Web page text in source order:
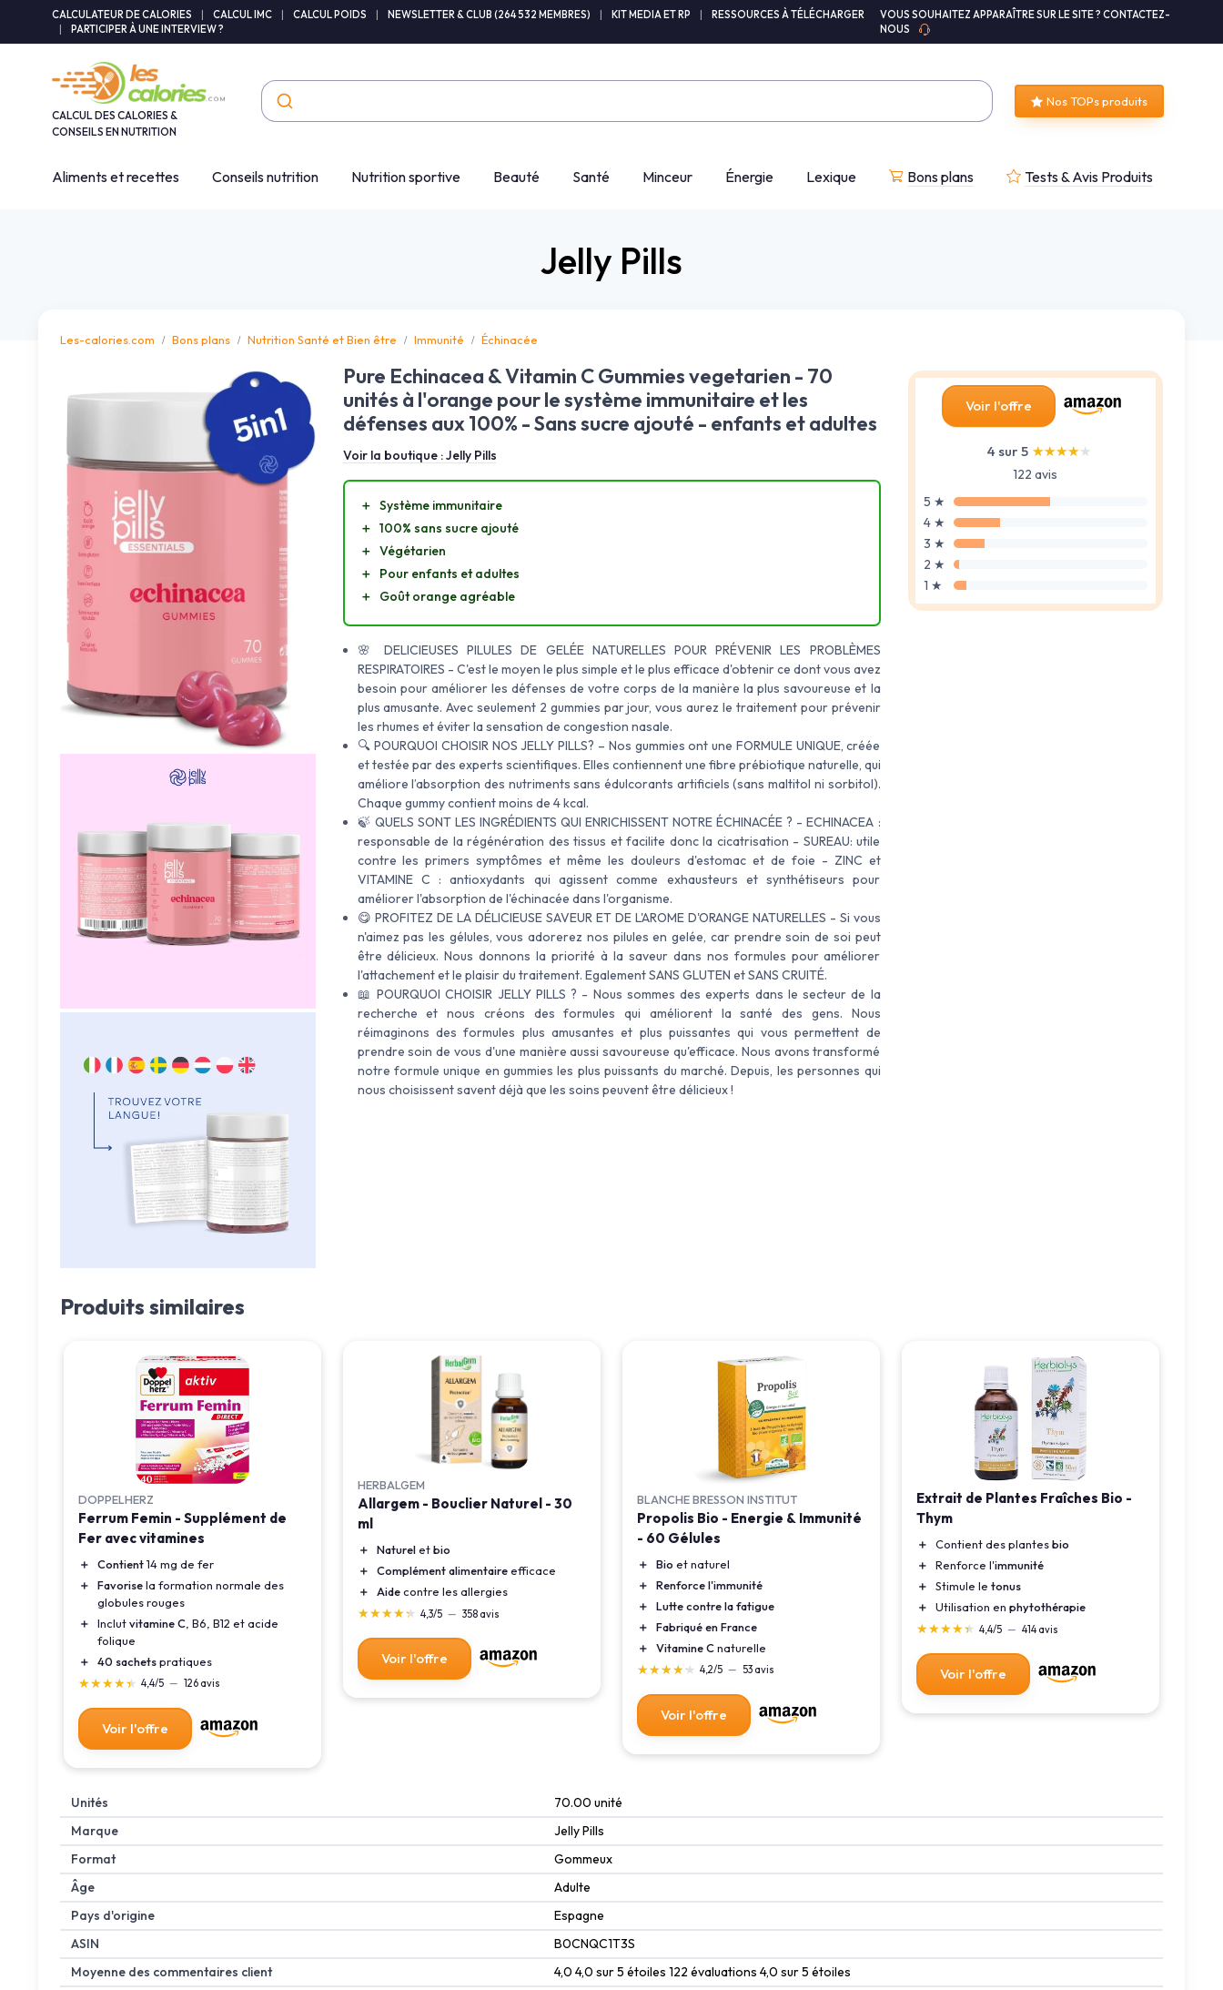
CALCULATEUR DE CALORIES CALCUL IMC CALCUL POIDS NEWSLETTER & CLUB (264 532 MEMBRES) KIT MEDIA ET RP
RESSOURCES À TÉLÉCHARGER
PARTICIPER À UNE INTERVIEW ?
VOUS SOUHAITEZ APPARAÎTRE SUR LE SITE ? CONTACTEZ-
NOUS
CALCUL DES CALORIES &
CONSEILS EN NUTRITION
Nos TOPs produits
Aliments et recettes Conseils nutrition Nutrition sportive Beauté Santé Minceur Énergie Lexique Bons plans Tests & Avis Produits
Jelly Pills
Les-calories.com Bons plans Nutrition Santé et Bien être Immunité Échinacée
Voir l'offre
4 sur 5 ★★★★★
★★★★★
122 avis
5 ★
4 ★
3 ★
2 ★
1 ★
Pure Echinacea & Vitamin C Gummies vegetarien - 70
unités à l'orange pour le système immunitaire et les
défenses aux 100% - Sans sucre ajouté - enfants et adultes
Voir la boutique :Jelly Pills
＋ Système immunitaire
＋ 100% sans sucre ajouté
＋ Végétarien
＋
Pour enfants et adultes
＋
Goût orange agréable
🌸 DELICIEUSES PILULES DE GELÉE NATURELLES POUR PRÉVENIR LES PROBLÈMES
RESPIRATOIRES - C'est le moyen le plus simple et le plus efficace d'obtenir ce dont vous avez
besoin pour améliorer les défenses de votre corps de la manière la plus savoureuse et la
plus amusante. Avec seulement 2 gummies par jour, vous aurez le traitement pour prévenir
les rhumes et éviter la sensation de congestion nasale.
🔍 POURQUOI CHOISIR NOS JELLY PILLS? – Nos gummies ont une FORMULE UNIQUE, créée
et testée par des experts scientifiques. Elles contiennent une fibre prébiotique naturelle, qui
améliore l’absorption des nutriments sans édulcorants artificiels (sans maltitol ni sorbitol).
Chaque gummy contient moins de 4 kcal.
🍃 QUELS SONT LES INGRÉDIENTS QUI ENRICHISSENT NOTRE ÉCHINACÉE ? - ECHINACEA :
responsable de la régénération des tissus et facilite donc la cicatrisation - SUREAU: utile
contre les primers symptômes et même les douleurs d'estomac et de foie - ZINC et
VITAMINE C : antioxydants qui agissent comme exhausteurs et synthétiseurs pour
améliorer l'absorption de l'échinacée dans l'organisme.
😋 PROFITEZ DE LA DÉLICIEUSE SAVEUR ET DE L'AROME D'ORANGE NATURELLES - Si vous
n'aimez pas les gélules, vous adorerez nos pilules en gelée, car prendre soin de soi peut
être délicieux. Nous donnons la priorité à la saveur dans nos formules pour améliorer
l'attachement et le plaisir du traitement. Egalement SANS GLUTEN et SANS CRUITÉ.
📖 POURQUOI CHOISIR JELLY PILLS ? - Nous sommes des experts dans le secteur de la
recherche et nous créons des formules qui améliorent la santé des gens. Nous
réimaginons des formules plus amusantes et plus puissantes qui vous permettent de
prendre soin de vous d'une manière aussi savoureuse qu'efficace. Nous avons transformé
notre formule unique en gummies les plus puissants du marché. Depuis, les personnes qui
nous choisissent savent déjà que les soins peuvent être délicieux !
Produits similaires
DOPPELHERZ
Ferrum Femin - Supplément de
Fer avec vitamines
＋ Contient14 mg de fer
＋
Favorisela formation normale des
globules rouges
＋
Inclutvitamine C , B6, B12 et acide
folique
＋
40 sachetspratiques
★★★★★
★★★★★ 4,4/5 — 126 avis
Voir l'offre
HERBALGEM
Allargem - Bouclier Naturel - 30
ml
＋ Natureletbio
＋
Complément alimentaireefficace
＋
Aidecontre les allergies
★★★★★
★★★★★ 4,3/5 — 358 avis
Voir l'offre
BLANCHE BRESSON INSTITUT
Propolis Bio - Energie & Immunité
- 60 Gélules
＋ Bio et naturel
＋
Renforce l'immunité
＋
Lutte contre la fatigue
＋
Fabriqué en France
＋
Vitamine Cnaturelle
★★★★★
★★★★★ 4,2/5 — 53 avis
Voir l'offre
Extrait de Plantes Fraîches Bio -
Thym
＋ Contient des plantesbio
＋
Renforce l'immunité
＋
Stimule le tonus
＋
Utilisation en phytothérapie
★★★★★
★★★★★ 4,4/5 — 414 avis
Voir l'offre
Unités
‎70.00 unité
Marque
‎Jelly Pills
Format
‎Gommeux
Âge
‎Adulte
Pays d'origine
‎Espagne
ASIN
B0CNQC1T3S
Moyenne des commentaires client
4,0 4,0 sur 5 étoiles 122 évaluations 4,0 sur 5 étoiles
Panneau de gestion des cookies